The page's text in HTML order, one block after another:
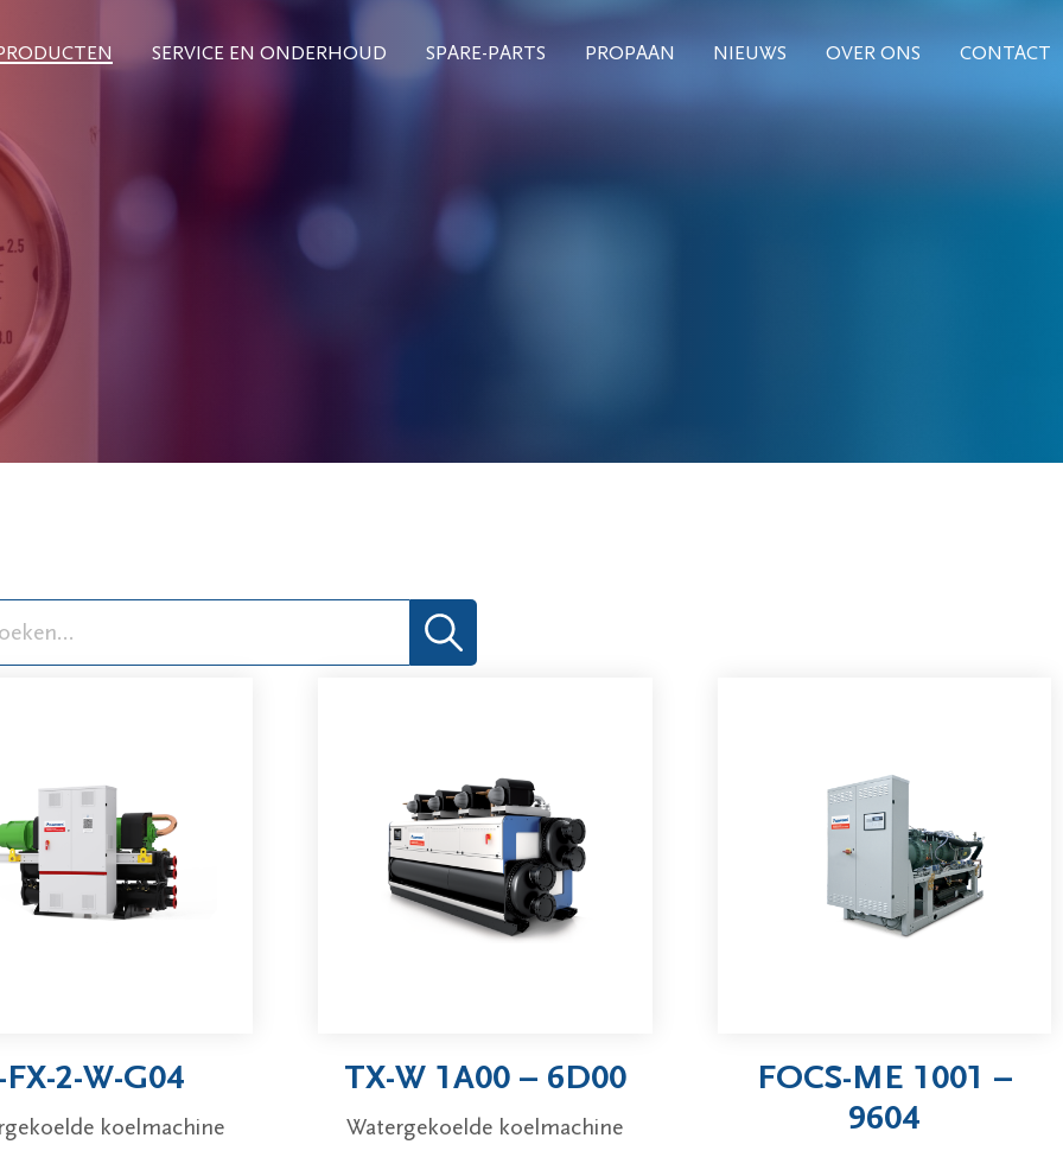
SERVICE EN ONDERHOUD SPARE-PARTS PROPAAN NIEUWS OVER ONS CONTACT
2-W-G04
koelmachine
TX-W 1A00 – 6D00
Watergekoelde koelmachine
FOCS-ME 1001 –
9604